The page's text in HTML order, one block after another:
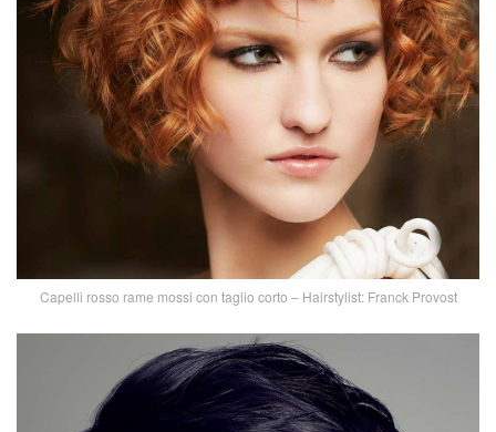
Capelli rosso rame mossi con taglio corto – Hairstylist: Franck Provost